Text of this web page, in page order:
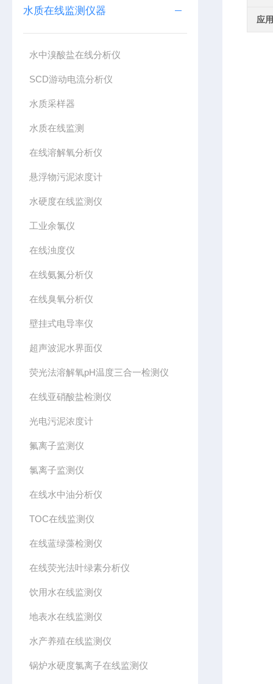
水质在线监测仪器
水中溴酸盐在线分析仪
SCD游动电流分析仪
水质采样器
水质在线监测
在线溶解氧分析仪
悬浮物污泥浓度计
水硬度在线监测仪
工业余氯仪
在线浊度仪
在线氨氮分析仪
在线臭氧分析仪
壁挂式电导率仪
超声波泥水界面仪
荧光法溶解氧pH温度三合一检测仪
在线亚硝酸盐检测仪
光电污泥浓度计
氟离子监测仪
氯离子监测仪
在线水中油分析仪
TOC在线监测仪
在线蓝绿藻检测仪
在线荧光法叶绿素分析仪
饮用水在线监测仪
地表水在线监测仪
水产养殖在线监测仪
锅炉水硬度氯离子在线监测仪
应